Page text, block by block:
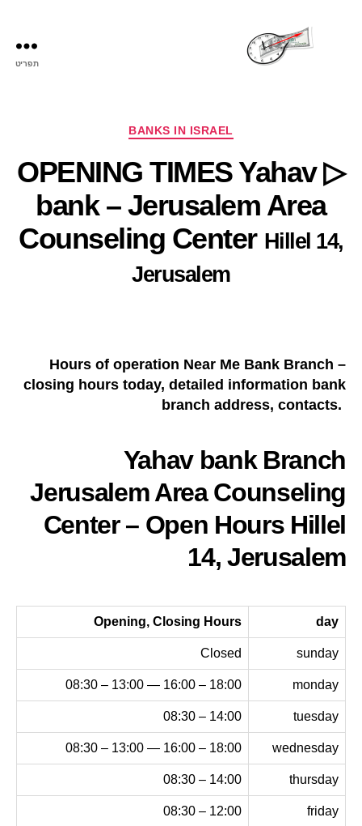
תפריט
קטגוריות
BANKS IN ISRAEL
▷ OPENING TIMES Yahav
bank – Jerusalem Area
Counseling Center Hillel 14,
Jerusalem
Hours of operation Near Me Bank Branch –
closing hours today, detailed information bank
branch address, contacts.
Yahav bank Branch
Jerusalem Area Counseling
Center – Open Hours Hillel
14, Jerusalem
day
Opening, Closing Hours
sunday
Closed
monday
18:00 – 16:00 — 13:00 – 08:30
tuesday
14:00 – 08:30
wednesday
18:00 – 16:00 — 13:00 – 08:30
thursday
14:00 – 08:30
friday
12:00 – 08:30